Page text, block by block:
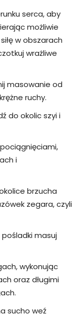
serca, aby
możliwie
w obszarach
wrażliwe
masowanie od
ruchy.
do okolic szyi i
i
brzucha
zegara, czyli
masuj
wykonując
oraz długimi
sucho weź